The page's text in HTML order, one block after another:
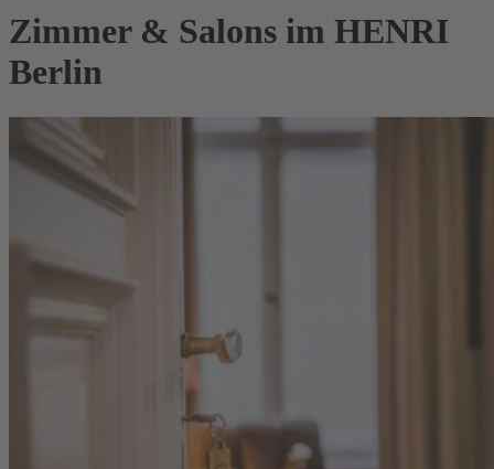
Zimmer & Salons im HENRI
Berlin